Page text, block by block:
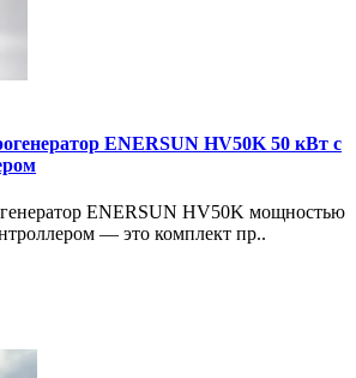
ENERSUN HV50K 50 кВт с
ENERSUN HV50K мощностью
— это комплект пр..